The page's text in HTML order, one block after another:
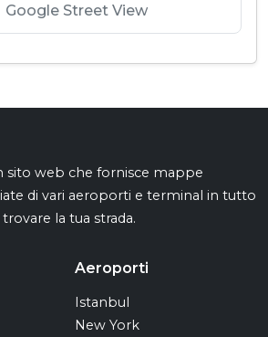
Google Street View
sito web che fornisce mappe
di vari aeroporti e terminal in tutto
la tua strada.
Aeroporti
Istanbul
New York